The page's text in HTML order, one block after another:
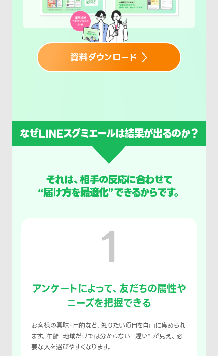
資料ダウンロード
なぜLINEスグミエールは結果が出るのか？
それは、相手の反応に合わせて
“届け方を最適化”できるからです。
1
アンケートによって、友だちの属性や
ニーズを把握できる
お客様の興味・目的など、知りたい項目を自由に集められ
ます。年齢・地域だけでは分からない “違い” が見え、必
要な人を選びやすくなります。